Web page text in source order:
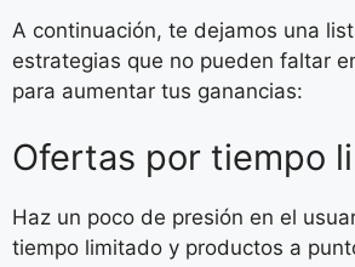
A continuación, te dejamos una
estrategias que no pueden faltar
para aumentar tus ganancias:
Ofertas por tiempo
Haz un poco de presión en el
tiempo limitado y productos a